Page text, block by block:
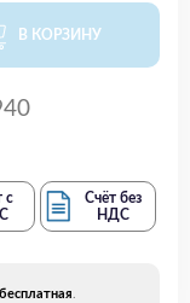
В КОРЗИНУ
с
Счёт без
НДС
бесплатная.